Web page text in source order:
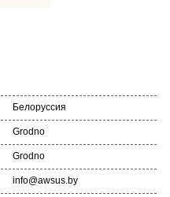
Белоруссия
Grodno
Grodno
info@awsus.by